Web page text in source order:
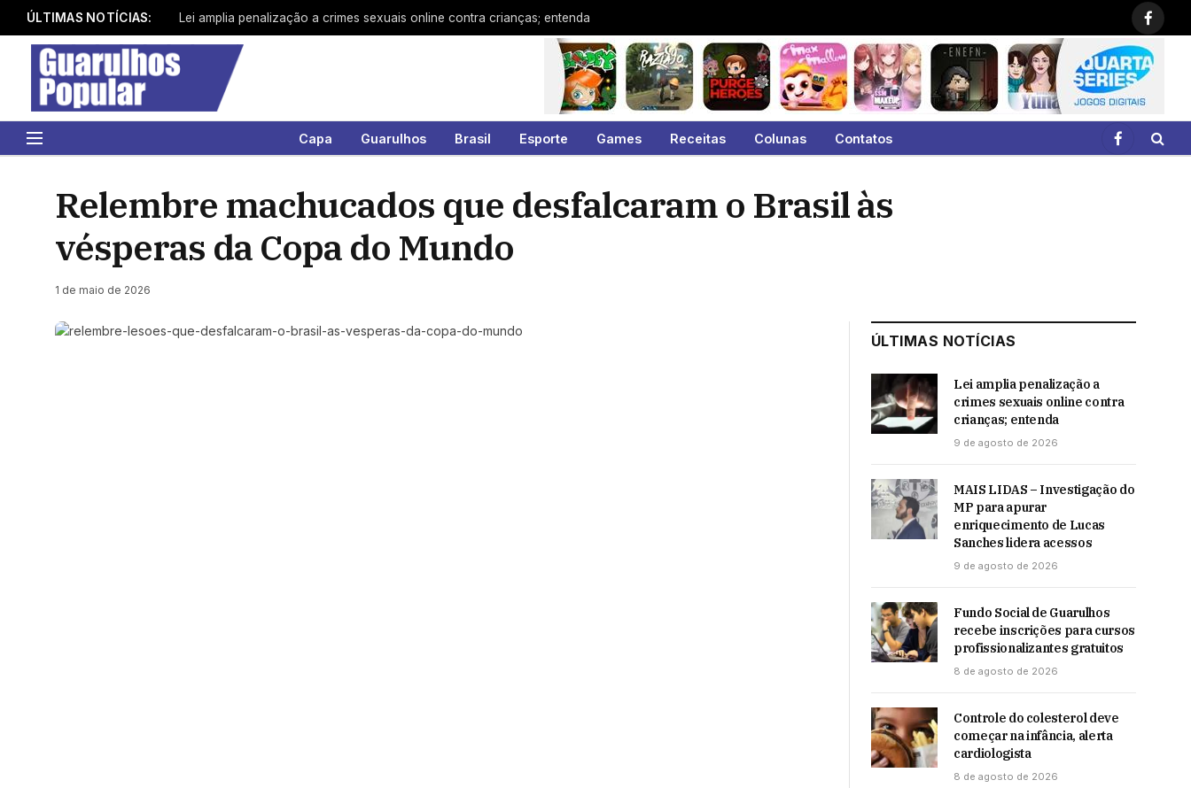
ÚLTIMAS NOTÍCIAS: Lei amplia penalização a crimes sexuais online contra crianças; entenda
Capa Guarulhos Brasil Esporte Games Receitas Colunas Contatos
Facebook
Relembre machucados que desfalcaram o Brasil às
vésperas da Copa do Mundo
1 de maio de 2026
ÚLTIMAS NOTÍCIAS
Lei amplia penalização a
crimes sexuais online contra
crianças; entenda
9 de agosto de 2026
MAIS LIDAS – Investigação do
MP para apurar
enriquecimento de Lucas
Sanches lidera acessos
9 de agosto de 2026
Fundo Social de Guarulhos
recebe inscrições para cursos
profissionalizantes gratuitos
8 de agosto de 2026
Controle do colesterol deve
começar na infância, alerta
cardiologista
8 de agosto de 2026